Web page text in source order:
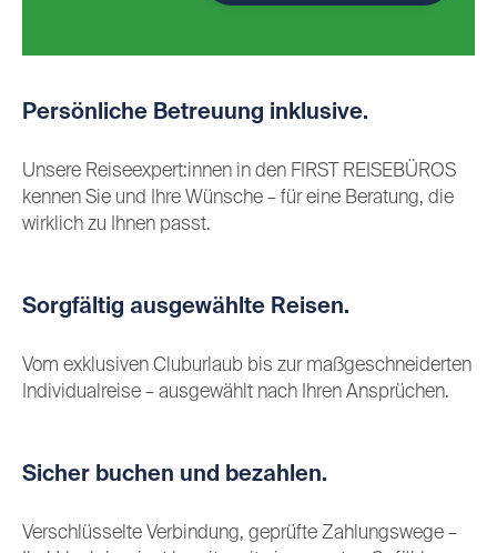
Persönliche Betreuung inklusive.
Unsere Reiseexpert:innen in den FIRST REISEBÜROS
kennen Sie und Ihre Wünsche – für eine Beratung, die
wirklich zu Ihnen passt.
Sorgfältig ausgewählte Reisen.
Vom exklusiven Cluburlaub bis zur maßgeschneiderten
Individualreise – ausgewählt nach Ihren Ansprüchen.
Sicher buchen und bezahlen.
Verschlüsselte Verbindung, geprüfte Zahlungswege –